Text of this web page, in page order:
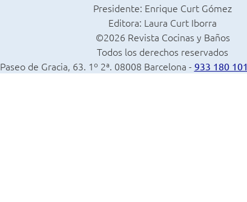
Presidente: Enrique Curt Gómez
Editora: Laura Curt Iborra
©2026 Revista Cocinas y Baños
Todos los derechos reservados
Paseo de Gracia, 63. 1º 2ª. 08008 Barcelona - 933 180 101